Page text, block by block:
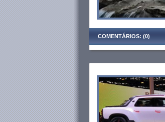
COMENTÁRIOS: (0)